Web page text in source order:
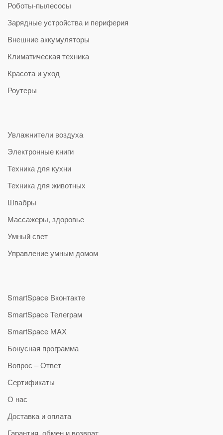
Роботы-пылесосы
Зарядные устройства и периферия
Внешние аккумуляторы
Климатическая техника
Красота и уход
Роутеры
Увлажнители воздуха
Электронные книги
Техника для кухни
Техника для животных
Швабры
Массажеры, здоровье
Умный свет
Управление умным домом
SmartSpace Вконтакте
SmartSpace Телеграм
SmartSpace MAX
Бонусная программа
Вопрос – Ответ
Сертификаты
О нас
Доставка и оплата
Гарантия, обмен и возврат